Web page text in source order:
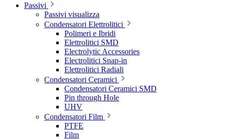
Passivi
Passivi visualizza
Condensatori Elettrolitici
Polimeri e Ibridi
Elettrolitici SMD
Electrolytic Accessories
Electrolitici Snap-in
Elettrolitici Radiali
Condensatori Ceramici
Condensatori Ceramici SMD
Pin through Hole
UHV
Condensatori Film
PTFE
Film